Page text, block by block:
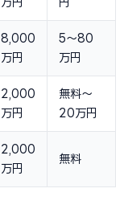
8,000
万円
5〜80
万円
2,000
万円
無料〜
20万円
2,000
万円
無料